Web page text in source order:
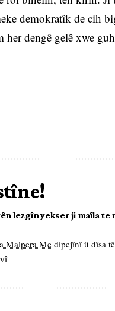
demokratîk de cih
dengê gelê xwe
lezgîn yekser ji maîla te
Malpera Me dipejînî û dîsa